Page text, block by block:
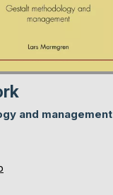
and management